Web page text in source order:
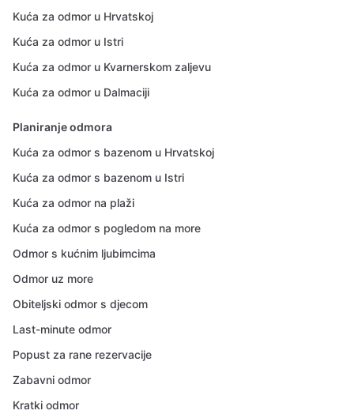
Kuća za odmor u Hrvatskoj
Kuća za odmor u Istri
Kuća za odmor u Kvarnerskom zaljevu
Kuća za odmor u Dalmaciji
Planiranje odmora
Kuća za odmor s bazenom u Hrvatskoj
Kuća za odmor s bazenom u Istri
Kuća za odmor na plaži
Kuća za odmor s pogledom na more
Odmor s kućnim ljubimcima
Odmor uz more
Obiteljski odmor s djecom
Last-minute odmor
Popust za rane rezervacije
Zabavni odmor
Kratki odmor